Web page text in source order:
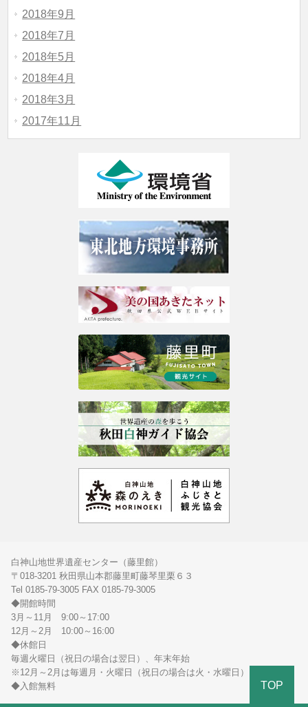
2018年9月
2018年7月
2018年5月
2018年4月
2018年3月
2017年11月
白神山地世界遺産センター（藤里館）
〒018-3201 秋田県山本郡藤里町藤琴里栗６３
Tel 0185-79-3005 FAX 0185-79-3005
◆開館時間
3月～11月 9:00～17:00
12月～2月 10:00～16:00
◆休館日
毎週火曜日（祝日の場合は翌日）、年末年始
※12月～2月は毎週月・火曜日（祝日の場合は火・水曜日）
◆入館無料
TOP